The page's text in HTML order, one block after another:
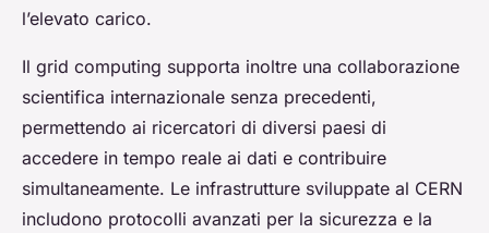
l’elevato carico.
Il grid computing supporta inoltre una collaborazione
scientifica internazionale senza precedenti,
permettendo ai ricercatori di diversi paesi di
accedere in tempo reale ai dati e contribuire
simultaneamente. Le infrastrutture sviluppate al CERN
includono protocolli avanzati per la sicurezza e la